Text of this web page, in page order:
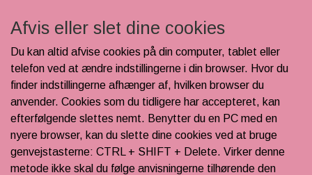
TASKER & PUNGE
BABY
Afvis eller slet dine cookies
Du kan altid afvise cookies på din computer, tablet eller
telefon ved at ændre indstillingerne i din browser. Hvor du
finder indstillingerne afhænger af, hvilken browser du
anvender. Cookies som du tidligere har accepteret, kan
efterfølgende slettes nemt. Benytter du en PC med en
nyere browser, kan du slette dine cookies ved at bruge
genvejstasterne: CTRL + SHIFT + Delete. Virker denne
metode ikke skal du følge anvisningerne tilhørende den